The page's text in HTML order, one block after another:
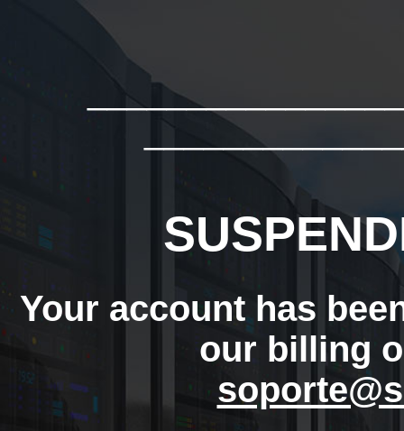
Your account has
our billing